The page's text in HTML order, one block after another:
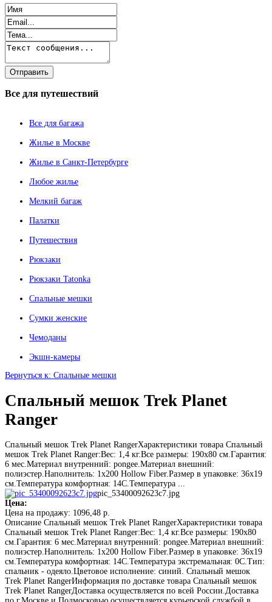
Все для путешествий
Все для багажа
Жилье в Москве
Жилье в Санкт-Петербурге
Любое жилье
Мелкий багаж
Палатки
Путешествия
Рюкзаки
Рюкзаки Tatonka
Спальные мешки
Сумки женские
Чемоданы
Экшн-камеры
Вернуться к: Спальные мешки
Спальный мешок Trek Planet
Ranger
Спальный мешок Trek Planet RangerХарактеристики товара Спальный
мешок Trek Planet Ranger:Вес: 1,4 кг.Все размеры: 190x80 см.Гарантия:
6 мес.Материал внутренний: pongee.Материал внешний:
полиэстер.Наполнитель: 1x200 Hollow Fiber.Размер в упаковке: 36х19
см.Температура комфортная: 14С.Температура ...
pic_53400092623c7.jpg
Цена:
Цена на продажу: 1096,48 р.
Описание Спальный мешок Trek Planet RangerХарактеристики товара
Спальный мешок Trek Planet Ranger:Вес: 1,4 кг.Все размеры: 190x80
см.Гарантия: 6 мес.Материал внутренний: pongee.Материал внешний:
полиэстер.Наполнитель: 1x200 Hollow Fiber.Размер в упаковке: 36х19
см.Температура комфортная: 14С.Температура экстремальная: 0С.Тип:
спальник - одеяло.Цветовое исполнение: синий. Спальный мешок
Trek Planet RangerИнформация по доставке товара Спальный мешок
Trek Planet RangerДоставка осуществляется по всей России.Доставка